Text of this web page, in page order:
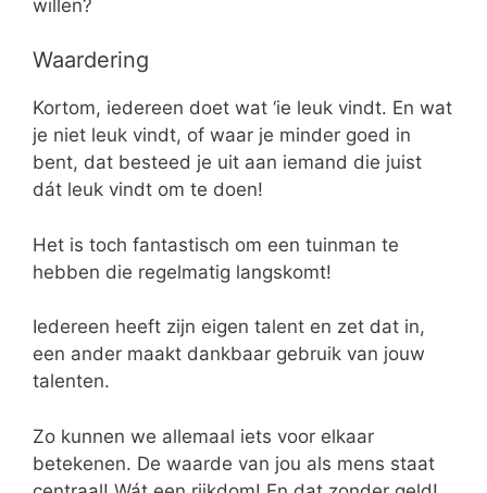
willen?
Waardering
Kortom, iedereen doet wat ‘ie leuk vindt. En wat
je niet leuk vindt, of waar je minder goed in
bent, dat besteed je uit aan iemand die juist
dát leuk vindt om te doen!
Het is toch fantastisch om een tuinman te
hebben die regelmatig langskomt!
Iedereen heeft zijn eigen talent en zet dat in,
een ander maakt dankbaar gebruik van jouw
talenten.
Zo kunnen we allemaal iets voor elkaar
betekenen. De waarde van jou als mens staat